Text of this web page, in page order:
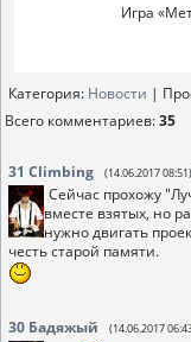
Игра
Категория: Новости |
Всего комментариев:35
31 Climbing (14.06.2017 08:51)
Сейчас прохожу
вместе взятых, но
нужно двигать
честь старой памяти.
30 Бадяжый (14.06.2017